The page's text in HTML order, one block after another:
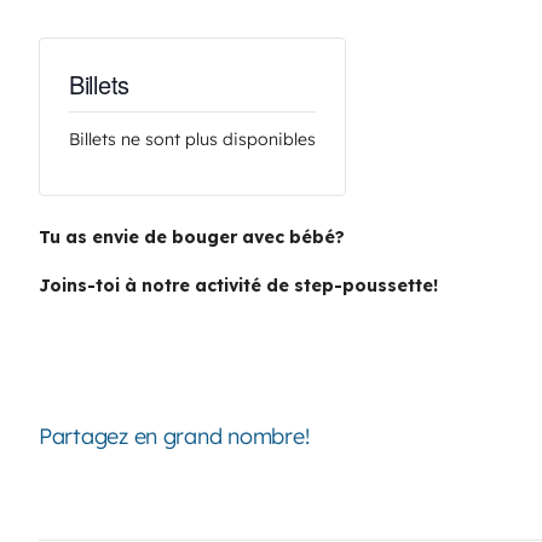
Billets
Billets ne sont plus disponibles
Tu as envie de bouger avec bébé?
Joins-toi à notre activité de step-poussette!
Partagez en grand nombre!